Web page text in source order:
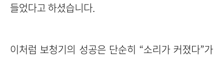
들었다고 하셨습니다.
이처럼 보청기의 성공은 단순히 “소리가 커졌다”가